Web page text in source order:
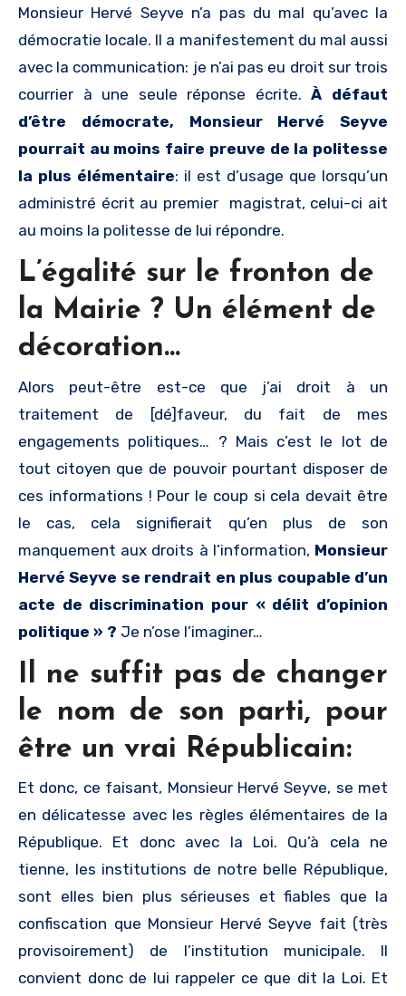
Monsieur Hervé Seyve n’a pas du mal qu’avec la
démocratie locale. Il a manifestement du mal aussi
avec la communication: je n’ai pas eu droit sur trois
courrier à une seule réponse écrite.À défaut
d’être démocrate, Monsieur Hervé Seyve
pourrait au moins faire preuve de la politesse
la plus élémentaire: il est d’usage que lorsqu’un
administré écrit au premier magistrat, celui-ci ait
au moins la politesse de lui répondre.
L’égalité sur le fronton de
la Mairie ? Un élément de
décoration…
Alors peut-être est-ce que j’ai droit à un
traitement de [dé]faveur, du fait de mes
engagements politiques… ? Mais c’est le lot de
tout citoyen que de pouvoir pourtant disposer de
ces informations ! Pour le coup si cela devait être
le cas, cela signifierait qu’en plus de son
manquement aux droits à l’information, Monsieur
Hervé Seyve se rendrait en plus coupable d’un
acte de discrimination pour « délit d’opinion
politique » ? Je n’ose l’imaginer…
Il ne suffit pas de changer
le nom de son parti, pour
être un vrai Républicain:
Et donc, ce faisant, Monsieur Hervé Seyve, se met
en délicatesse avec les règles élémentaires de la
République. Et donc avec la Loi. Qu’à cela ne
tienne, les institutions de notre belle République,
sont elles bien plus sérieuses et fiables que la
confiscation que Monsieur Hervé Seyve fait (très
provisoirement) de l’institution municipale. Il
convient donc de lui rappeler ce que dit la Loi. Et